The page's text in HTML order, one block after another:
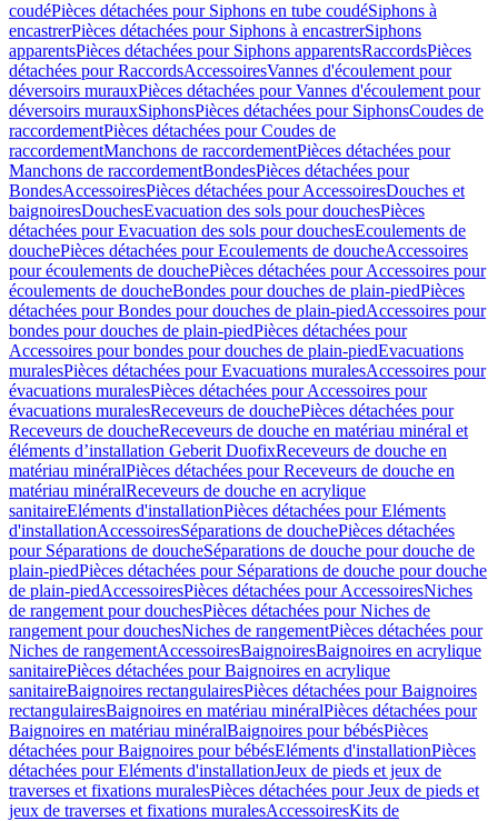
coudéPièces détachées pour Siphons en tube coudéSiphons à
encastrerPièces détachées pour Siphons à encastrerSiphons
apparentsPièces détachées pour Siphons apparentsRaccordsPièces
détachées pour RaccordsAccessoiresVannes d'écoulement pour
déversoirs murauxPièces détachées pour Vannes d'écoulement pour
déversoirs murauxSiphonsPièces détachées pour SiphonsCoudes de
raccordementPièces détachées pour Coudes de
raccordementManchons de raccordementPièces détachées pour
Manchons de raccordementBondesPièces détachées pour
BondesAccessoiresPièces détachées pour AccessoiresDouches et
baignoiresDouchesEvacuation des sols pour douchesPièces
détachées pour Evacuation des sols pour douchesEcoulements de
douchePièces détachées pour Ecoulements de doucheAccessoires
pour écoulements de douchePièces détachées pour Accessoires pour
écoulements de doucheBondes pour douches de plain-piedPièces
détachées pour Bondes pour douches de plain-piedAccessoires pour
bondes pour douches de plain-piedPièces détachées pour
Accessoires pour bondes pour douches de plain-piedEvacuations
muralesPièces détachées pour Evacuations muralesAccessoires pour
évacuations muralesPièces détachées pour Accessoires pour
évacuations muralesReceveurs de douchePièces détachées pour
Receveurs de doucheReceveurs de douche en matériau minéral et
éléments d’installation Geberit DuofixReceveurs de douche en
matériau minéralPièces détachées pour Receveurs de douche en
matériau minéralReceveurs de douche en acrylique
sanitaireEléments d'installationPièces détachées pour Eléments
d'installationAccessoiresSéparations de douchePièces détachées
pour Séparations de doucheSéparations de douche pour douche de
plain-piedPièces détachées pour Séparations de douche pour douche
de plain-piedAccessoiresPièces détachées pour AccessoiresNiches
de rangement pour douchesPièces détachées pour Niches de
rangement pour douchesNiches de rangementPièces détachées pour
Niches de rangementAccessoiresBaignoiresBaignoires en acrylique
sanitairePièces détachées pour Baignoires en acrylique
sanitaireBaignoires rectangulairesPièces détachées pour Baignoires
rectangulairesBaignoires en matériau minéralPièces détachées pour
Baignoires en matériau minéralBaignoires pour bébésPièces
détachées pour Baignoires pour bébésEléments d'installationPièces
détachées pour Eléments d'installationJeux de pieds et jeux de
traverses et fixations muralesPièces détachées pour Jeux de pieds et
jeux de traverses et fixations muralesAccessoiresKits de